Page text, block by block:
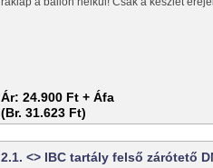
Ár: 24.900 Ft + Áfa
(Br. 31.623 Ft)
2.1. <> IBC tartály felső zárótető